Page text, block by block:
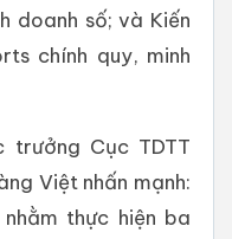
doanh số; và Kiến
chính quy, minh
trưởng Cục TDTT
Việt nhấn mạnh:
thực hiện ba